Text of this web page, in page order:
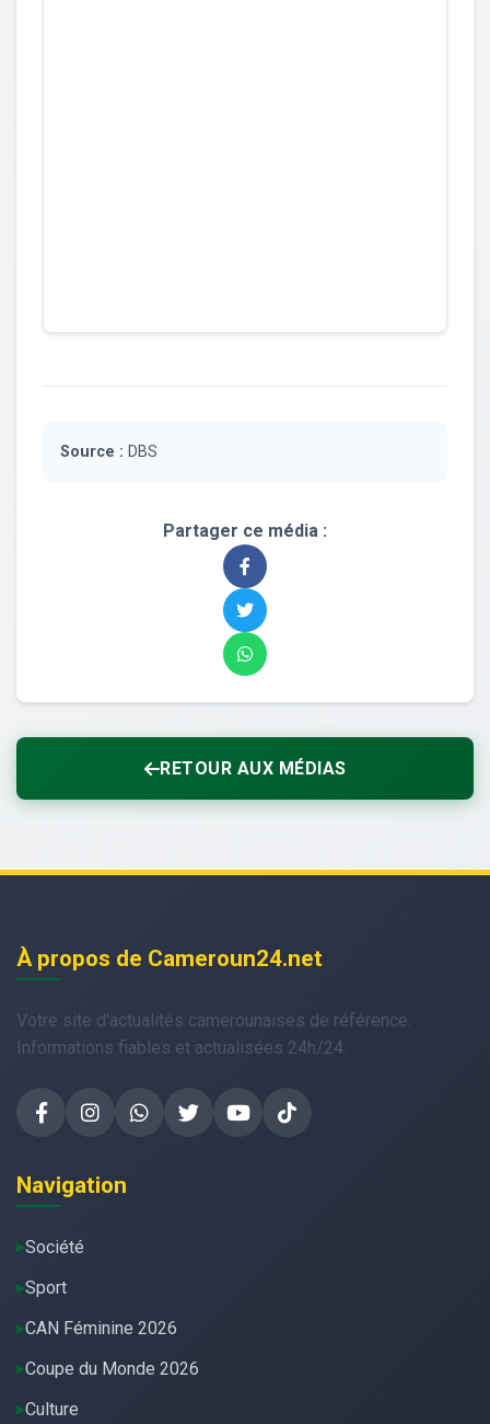
Source : DBS
Partager ce média :
RETOUR AUX MÉDIAS
À propos de Cameroun24.net
Votre site d'actualités camerounaises de référence.
Informations fiables et actualisées 24h/24.
Navigation
Société
Sport
CAN Féminine 2026
Coupe du Monde 2026
Culture